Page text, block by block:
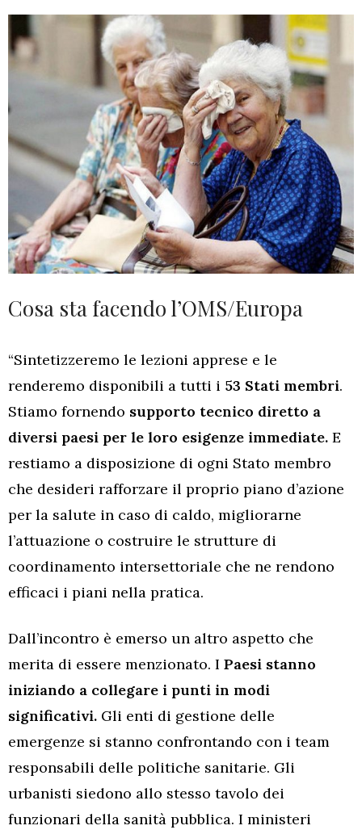
Cosa sta facendo l’OMS/Europa
“Sintetizzeremo le lezioni apprese e le
renderemo disponibili a tutti i 53 Stati membri.
Stiamo fornendo supporto tecnico diretto a
diversi paesi per le loro esigenze immediate. E
restiamo a disposizione di ogni Stato membro
che desideri rafforzare il proprio piano d’azione
per la salute in caso di caldo, migliorarne
l’attuazione o costruire le strutture di
coordinamento intersettoriale che ne rendono
efficaci i piani nella pratica.
Dall’incontro è emerso un altro aspetto che
merita di essere menzionato. I Paesi stanno
iniziando a collegare i punti in modi
significativi. Gli enti di gestione delle
emergenze si stanno confrontando con i team
responsabili delle politiche sanitarie. Gli
urbanisti siedono allo stesso tavolo dei
funzionari della sanità pubblica. I ministeri